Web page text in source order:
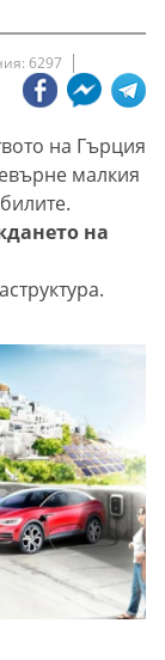
6297
на Гърция
малкия
на